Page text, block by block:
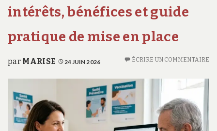
h
d
e
.
r
g
intérêts, bénéfices et guide
pratique de mise en place
par MARISE 24 JUIN 2026 ÉCRIRE UN COMMENTAIRE